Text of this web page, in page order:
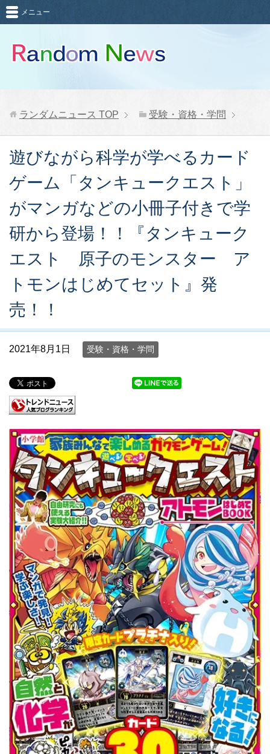
メニュー
ランダムニュース TOP 受験・資格・学問
遊びながら科学が学べるカード
ゲーム「タンキュークエスト」
がマンガなどの小冊子付きで学
研から登場！！『タンキューク
エスト 原子のモンスター ア
トモンはじめてセット』発
売！！
2021年8月1日 受験・資格・学問